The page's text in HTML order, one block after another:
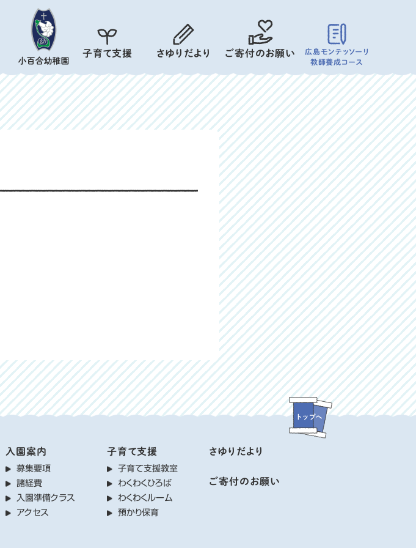
子育て支援 さゆりだより ご寄付のお願い
広島モンテッソーリ
教師養成コース
入園案内
募集要項
諸経費
入園準備クラス
アクセス
子育て支援
子育て支援教室
わくわくひろば
わくわくルーム
預かり保育
さゆりだより
ご寄付のお願い